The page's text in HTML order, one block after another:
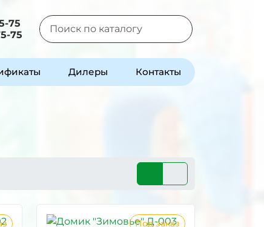
75
75
Дилеры Контакты
Под заказ